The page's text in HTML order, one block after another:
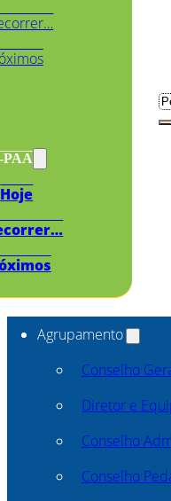
PAA
Hoje
Agrupamento
Conselho
Diretor e
Conselho
Conselho